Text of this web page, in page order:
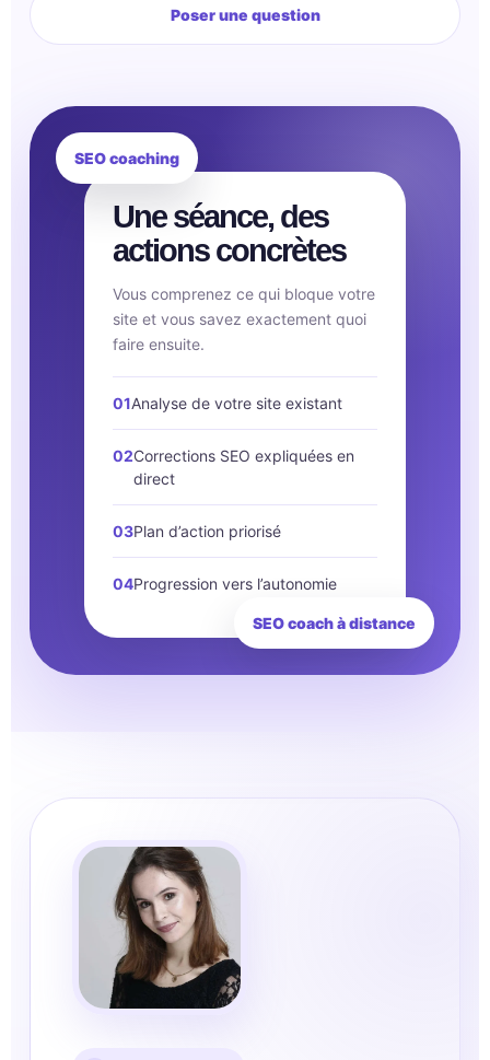
Poser une question
SEO coaching
Une séance, des
actions concrètes
Vous comprenez ce qui bloque votre
site et vous savez exactement quoi
faire ensuite.
01Analyse de votre site existant
02Corrections SEO expliquées en
direct
03Plan d’action priorisé
04Progression vers l’autonomie
SEO coach à distance